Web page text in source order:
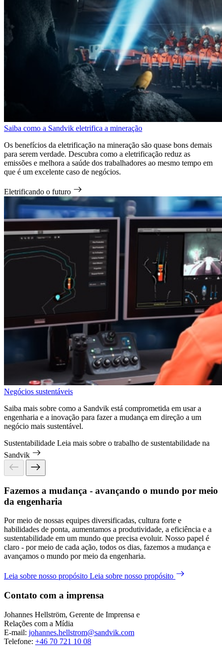
Saiba como a Sandvik eletrifica a mineração
Os benefícios da eletrificação na mineração são quase bons demais
para serem verdade. Descubra como a eletrificação reduz as
emissões e melhora a saúde dos trabalhadores ao mesmo tempo em
que é um excelente caso de negócios.
Eletrificando o futuro
Negócios sustentáveis
Saiba mais sobre como a Sandvik está comprometida em usar a
engenharia e a inovação para fazer a mudança em direção a um
negócio mais sustentável.
Sustentabilidade Leia mais sobre o trabalho de sustentabilidade na
Sandvik
Fazemos a mudança - avançando o mundo por meio
da engenharia
Por meio de nossas equipes diversificadas, cultura forte e
habilidades de ponta, aumentamos a produtividade, a eficiência e a
sustentabilidade em um mundo que precisa evoluir. Nosso papel é
claro - por meio de cada ação, todos os dias, fazemos a mudança e
avançamos o mundo por meio da engenharia.
Leia sobre nosso propósito Leia sobre nosso propósito
Contato com a imprensa
Johannes Hellström, Gerente de Imprensa e
Relações com a Mídia
E-mail: johannes.hellstrom@sandvik.com
Telefone: +46 70 721 10 08